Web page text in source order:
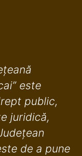
este
public,
juridică,
de a pune